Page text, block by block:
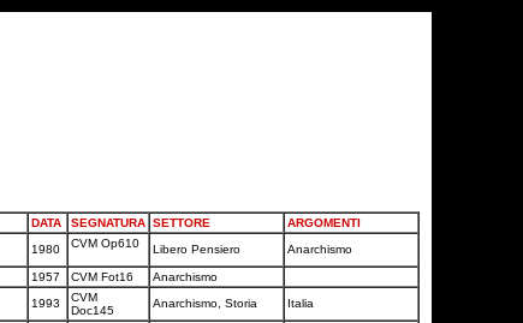
DATA SEGNATURA SETTORE
ARGOMENTI
1980 CVM Op610 Libero Pensiero Anarchismo
1957 CVM Fot16
Anarchismo
1993
CVM
Doc145
Anarchismo, Storia Italia